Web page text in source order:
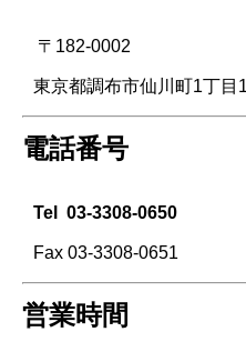
〒182-0002
東京都調布市仙川町1丁目
電話番号
Tel 03-3308-0650
Fax 03-3308-0651
営業時間